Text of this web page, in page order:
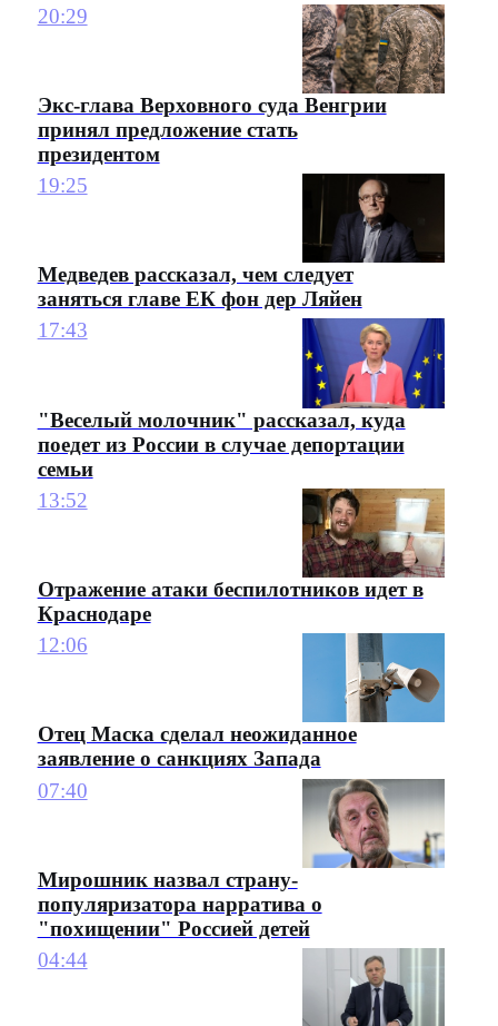
20:29
Экс-глава Верховного суда Венгрии
принял предложение стать
президентом
19:25
Медведев рассказал, чем следует
заняться главе ЕК фон дер Ляйен
17:43
"Веселый молочник" рассказал, куда
поедет из России в случае депортации
семьи
13:52
Отражение атаки беспилотников идет в
Краснодаре
12:06
Отец Маска сделал неожиданное
заявление о санкциях Запада
07:40
Мирошник назвал страну-
популяризатора нарратива о
"похищении" Россией детей
04:44